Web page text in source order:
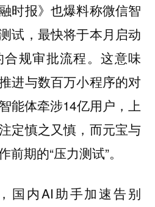
时报》也爆料称微信智
试，最快将于本月启动
规审批流程。这意味
进与数百万小程序的对
能体牵涉14亿用户，上
定慎之又慎，而元宝与
期的“压力测试”。
国内AI助手加速告别